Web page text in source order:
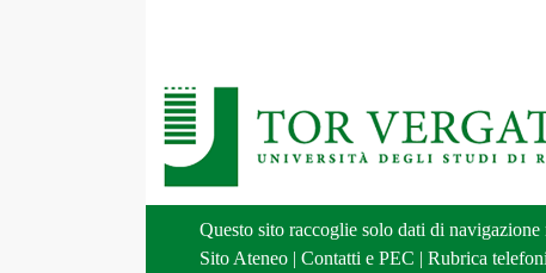
Questo sito raccoglie solo dati di
Sito Ateneo | Contatti e PEC | Rubrica